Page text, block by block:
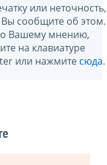
или неточность,
сообщите об этом.
Вашему мнению,
на клавиатуре
или нажмите сюда.